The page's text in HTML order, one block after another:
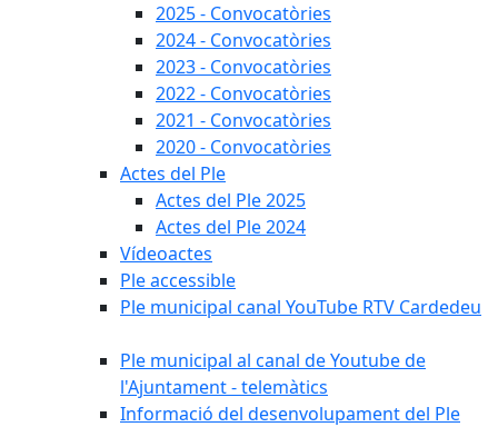
2025 - Convocatòries
2024 - Convocatòries
2023 - Convocatòries
2022 - Convocatòries
2021 - Convocatòries
2020 - Convocatòries
Actes del Ple
Actes del Ple 2025
Actes del Ple 2024
Vídeoactes
Ple accessible
Ple municipal canal YouTube RTV Cardedeu
Ple municipal al canal de Youtube de
l'Ajuntament - telemàtics
Informació del desenvolupament del Ple